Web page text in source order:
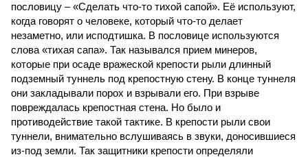
пословицу – «Сделать что-то тихой сапой». Её используют,
когда говорят о человеке, который что-то делает
незаметно, или исподтишка. В пословице используются
слова «тихая сапа». Так назывался прием минеров,
которые при осаде вражеской крепости рыли длинный
подземный туннель под крепостную стену. В конце туннеля
они закладывали порох и взрывали его. При взрыве
повреждалась крепостная стена. Но было и
противодействие такой тактике. В крепости рыли свои
туннели, внимательно вслушиваясь в звуки, доносившиеся
из-под земли. Так защитники крепости определяли